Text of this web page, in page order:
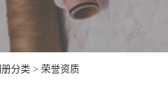
分类 > 荣誉资质